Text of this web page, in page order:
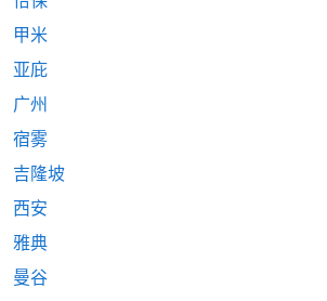
甲米
亚庇
广州
宿雾
吉隆坡
西安
雅典
曼谷